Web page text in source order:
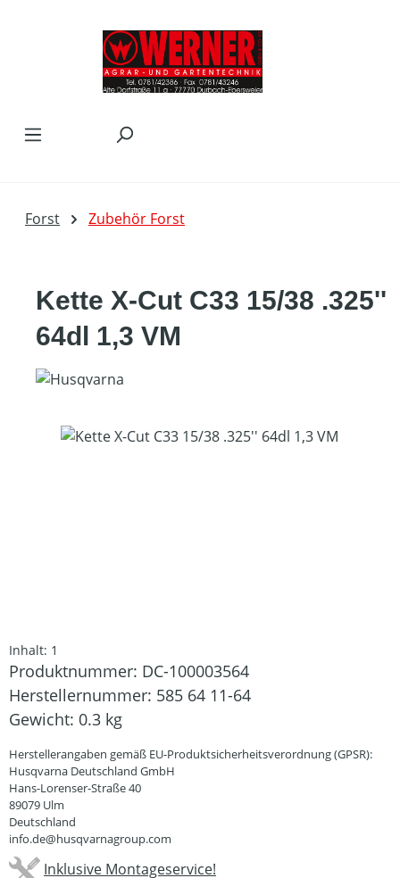
Forst Zubehör Forst
Kette X-Cut C33 15/38 .325''
64dl 1,3 VM
Bildergalerie überspringen
Inhalt: 1
Produktnummer: DC-100003564
Herstellernummer: 585 64 11-64
Gewicht: 0.3 kg
Herstellerangaben gemäß EU-Produktsicherheitsverordnung (GPSR):
Husqvarna Deutschland GmbH
Hans-Lorenser-Straße 40
89079 Ulm
Deutschland
info.de@husqvarnagroup.com
Inklusive Montageservice!